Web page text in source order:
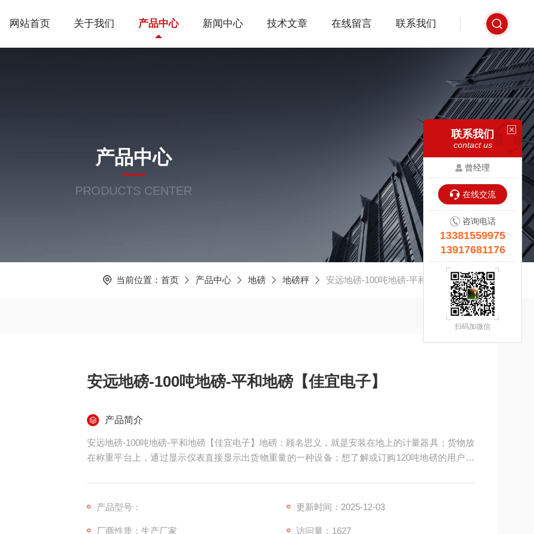
网站首页 关于我们 产品中心 新闻中心 技术文章 在线留言 联系我们
产品中心
PRODUCTS CENTER
当前位置： 首页 产品中心 地磅 地磅秤 安远地磅-100吨地磅-平和地磅【佳宜电子】
安远地磅-100吨地磅-平和地磅【佳宜电子】
产品简介
安远地磅-100吨地磅-平和地磅【佳宜电子】地磅：顾名思义，就是安装在地上的计量器具；货物放
在称重平台上，通过显示仪表直接显示出货物重量的一种设备；想了解或订购120吨地磅的用户，
产品型号： 更新时间：2025-12-03
厂商性质：生产厂家 访问量：1627
联系我们
contact us
曾经理
在线交流
咨询电话
13381559975
13917681176
扫码加微信